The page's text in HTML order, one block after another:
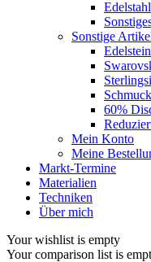
Edelstahl
Sonstige
60%
Mein Konto
Meine
Markt-Termine
Materialien
Techniken
Über mich
Your wishlist is empty
Your comparison list is